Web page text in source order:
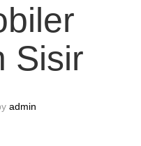
Sisir
admin